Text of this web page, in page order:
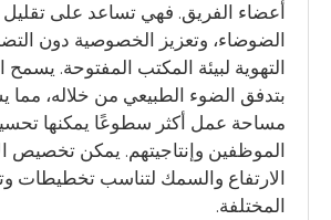
أعضاء الفريق. فهي تساعد على
الضوضاء، وتعزيز الخصوصية دون
التهوية لبيئة المكتب المفتوحة. يسمح
بتدفق الضوء الطبيعي من خلاله، مما
مساحة عمل أكثر سطوعًا يمكنها
الموظفين وإنتاجيتهم. يمكن
الارتفاع والسمك لتناسب تخطيطات
المختلفة.